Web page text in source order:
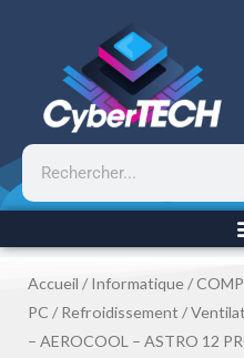
Rechercher
Accueil /Informatique /
PC / Refroidissement /
– AEROCOOL – ASTRO 12